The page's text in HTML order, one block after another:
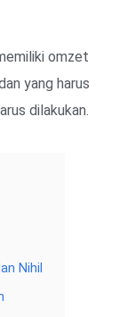
omzet
yang harus
dilakukan.
Nihil